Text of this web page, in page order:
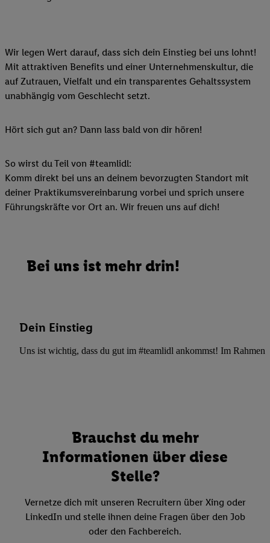
Wir legen Wert darauf, dass sich dein Einstieg bei uns lohnt!
Mit attraktiven Benefits und einer Unternehmenskultur, die
auf Zutrauen, Vielfalt und ein transparentes Gehaltssystem
unabhängig vom Geschlecht setzt.
Hört sich gut an? Dann lass bald von dir hören!
So wirst du Teil von #teamlidl:
Komm direkt bei uns an deinem bevorzugten Standort mit
deiner Praktikumsvereinbarung vorbei und sprich unsere
Führungskräfte vor Ort an. Wir freuen uns auf dich!
Bei uns ist mehr drin!
Dein Einstieg
Uns ist wichtig, dass du gut im #teamlidl ankommst! Im Rahmen
Brauchst du mehr
Informationen über diese
Stelle?
Vernetze dich mit unseren Recruitern über Xing oder
LinkedIn und stelle ihnen deine Fragen über den Job
oder den Fachbereich.